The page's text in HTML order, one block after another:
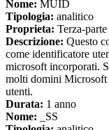
Nome: MUID
Tipologia: analitico
Proprieta: Terza-parte
Descrizione: Questo
come identificatore
microsoft incorporati.
molti domini Microsoft
utenti.
Durata: 1 anno
Nome: _SS